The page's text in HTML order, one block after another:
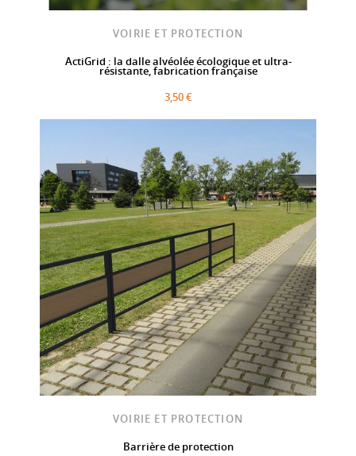
VOIRIE ET PROTECTION
ActiGrid : la dalle alvéolée écologique et ultra-
résistante, fabrication française
3,50 €
VOIRIE ET PROTECTION
Barrière de protection